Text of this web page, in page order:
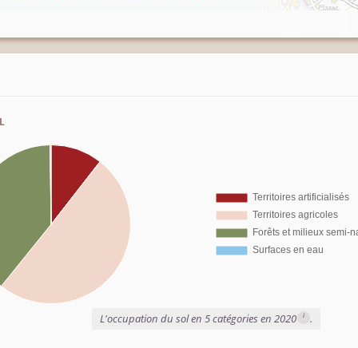
L'occupation du sol en 5 catégories en 2020 i .